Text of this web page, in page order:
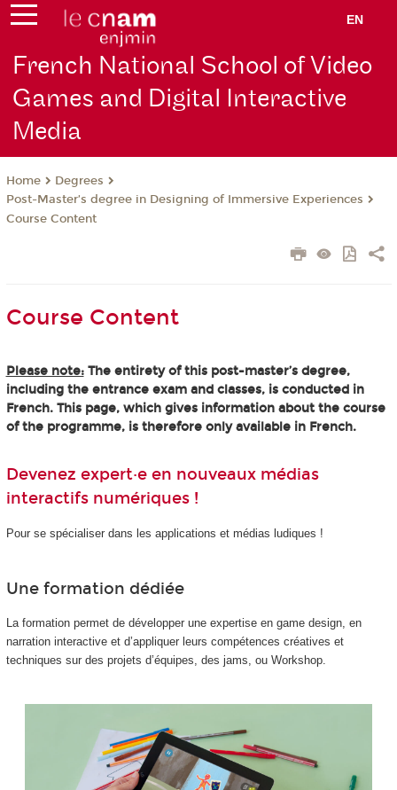
EN
French National School of Video
Games and Digital Interactive
Media
Home
Degrees
Post-Master’s degree in Designing of Immersive Experiences
Course Content
Course Content
Please note:The entirety of this post-master’s degree,
including the entrance exam and classes, is conducted in
French. This page, which gives information about the course
of the programme, is therefore only available in French.
Devenez expert·e en nouveaux médias
interactifs numériques !
Pour se spécialiser dans les applications et médias ludiques !
Une formation dédiée
La formation permet de développer une expertise en game design, en
narration interactive et d’appliquer leurs compétences créatives et
techniques sur des projets d’équipes, des jams, ou Workshop.